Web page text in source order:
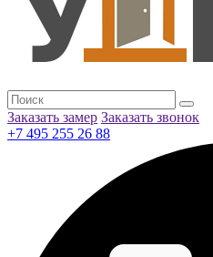
Заказать замер Заказать звонок
+7 495 255 26 88